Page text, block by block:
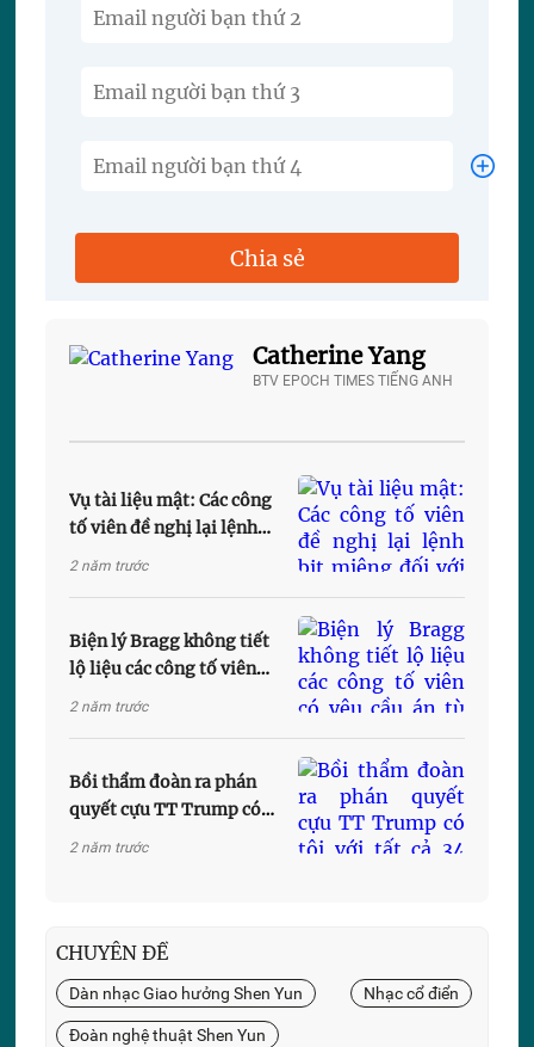
Chia sẻ
Catherine Yang
BTV EPOCH TIMES TIẾNG ANH
Vụ tài liệu mật: Các công
tố viên đề nghị lại lệnh
bịt miệng đối với cựu TT
2 năm trước
Biện lý Bragg không tiết
lộ liệu các công tố viên
có yêu cầu án tù đối với
2 năm trước
Bồi thẩm đoàn ra phán
quyết cựu TT Trump có
tội với tất cả 34 cáo buộc
2 năm trước
CHUYÊN ĐỀ
Dàn nhạc Giao hưởng Shen Yun Nhạc cổ điển
Đoàn nghệ thuật Shen Yun